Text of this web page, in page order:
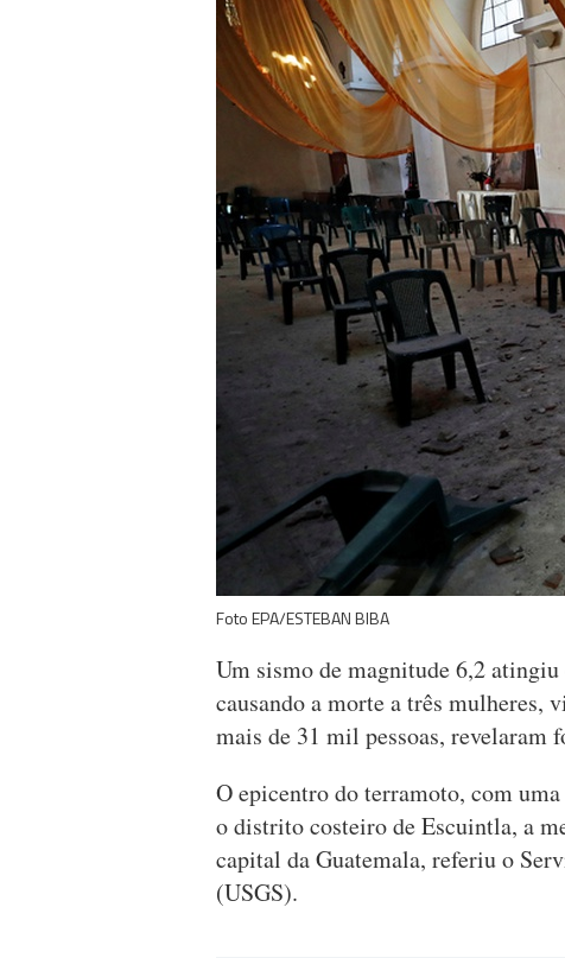
Foto EPA/ESTEBAN BIBA
Um sismo de magnitude 6,2
causando a morte a três mulheres,
mais de 31 mil pessoas, revelaram
O epicentro do terramoto, com
o distrito costeiro de Escuintla, a
capital da Guatemala, referiu o
(USGS).